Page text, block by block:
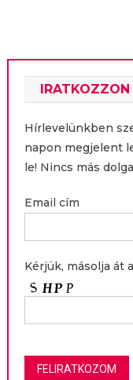
IRATKOZZON
Hírlevelünkben
napon megjelent
le! Nincs más
Email cím
Kérjük, másolja át